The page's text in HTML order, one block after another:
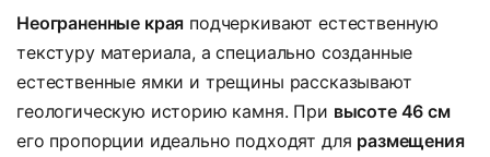
Неограненные края подчеркивают естественную
текстуру материала, а специально созданные
естественные ямки и трещины рассказывают
геологическую историю камня. При высоте 46 см
его пропорции идеально подходят для размещения